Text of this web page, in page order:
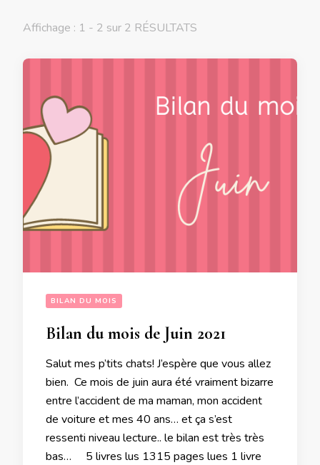
Affichage : 1 - 2 sur 2 RÉSULTATS
BILAN DU MOIS
Bilan du mois de Juin 2021
Salut mes p’tits chats! J’espère que vous allez
bien. Ce mois de juin aura été vraiment bizarre
entre l’accident de ma maman, mon accident
de voiture et mes 40 ans… et ça s’est
ressenti niveau lecture.. le bilan est très très
bas… 5 livres lus 1315 pages lues 1 livre